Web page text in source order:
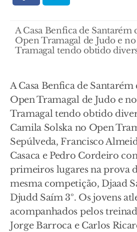
A Casa Benfica de
Open Tramagal de Judo e
Tramagal tendo obtido
A Casa Benfica de
Open Tramagal de Judo e
Tramagal tendo obtido
Camila Solska no Open
Sepúlveda, Francisco
Casaca e Pedro Cordeiro
primeiros lugares na prova
mesma competição, Djaad
Djudd Saím 3º. Os jovens
acompanhados pelos
Jorge Barroca e Carlos